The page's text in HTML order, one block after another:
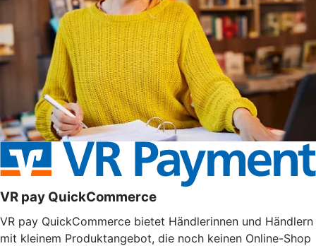
VR pay QuickCommerce
VR pay QuickCommerce bietet Händlerinnen und Händlern
mit kleinem Produktangebot, die noch keinen Online-Shop